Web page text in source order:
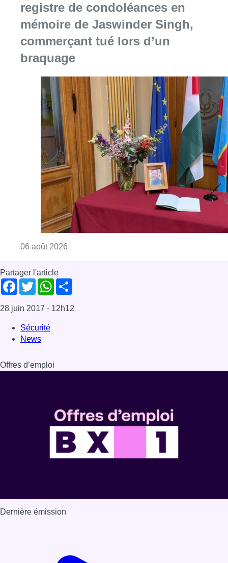
registre de condoléances en
mémoire de Jaswinder Singh,
commerçant tué lors d’un
braquage
06 août 2026
Partager l'article
Facebook
TwitterWhatsApp
28 juin 2017 - 12h12
Sécurité
News
Offres d’emploi
Dernière émission